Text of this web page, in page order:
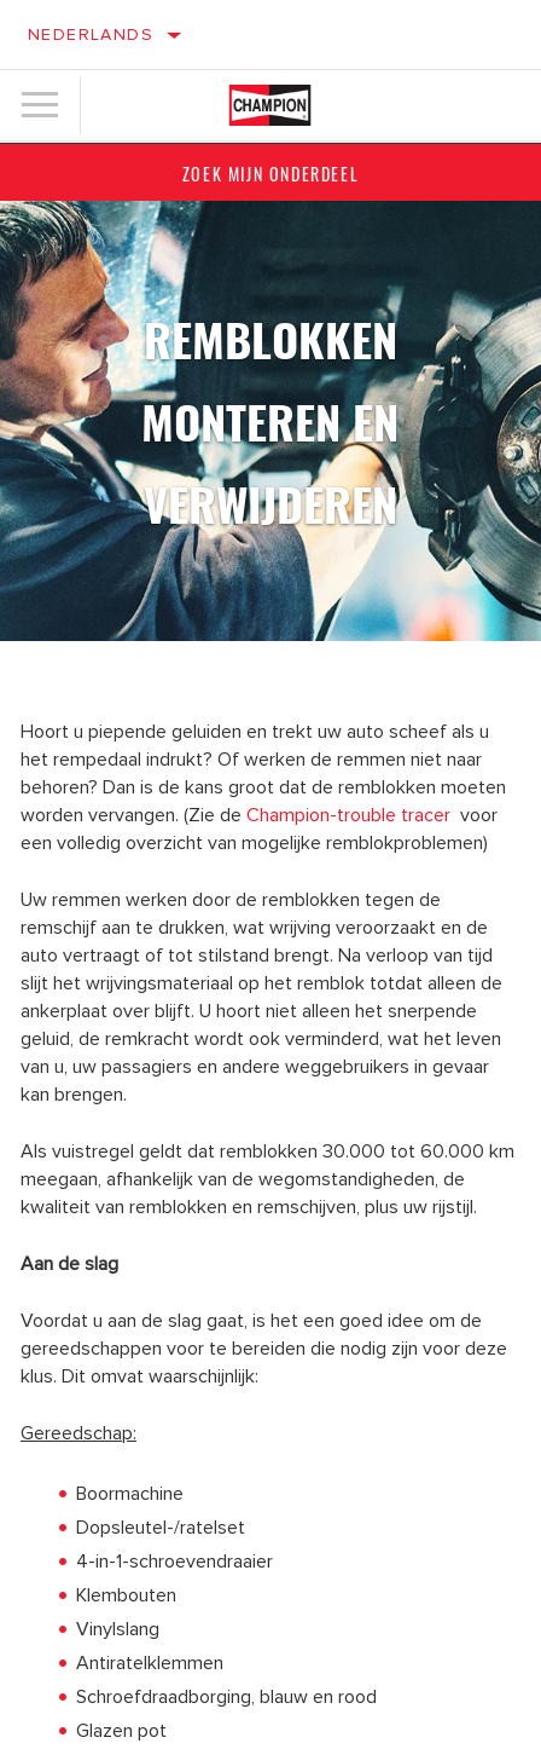
NEDERLANDS
ZOEK MIJN ONDERDEEL
REMBLOKKEN
MONTEREN EN
VERWIJDEREN
Hoort u piepende geluiden en trekt uw auto scheef als u
het rempedaal indrukt? Of werken de remmen niet naar
behoren? Dan is de kans groot dat de remblokken moeten
worden vervangen. (Zie de Champion-trouble tracer voor
een volledig overzicht van mogelijke remblokproblemen)
Uw remmen werken door de remblokken tegen de
remschijf aan te drukken, wat wrijving veroorzaakt en de
auto vertraagt of tot stilstand brengt. Na verloop van tijd
slijt het wrijvingsmateriaal op het remblok totdat alleen de
ankerplaat over blijft. U hoort niet alleen het snerpende
geluid, de remkracht wordt ook verminderd, wat het leven
van u, uw passagiers en andere weggebruikers in gevaar
kan brengen.
Als vuistregel geldt dat remblokken 30.000 tot 60.000 km
meegaan, afhankelijk van de wegomstandigheden, de
kwaliteit van remblokken en remschijven, plus uw rijstijl.
Aan de slag
Voordat u aan de slag gaat, is het een goed idee om de
gereedschappen voor te bereiden die nodig zijn voor deze
klus. Dit omvat waarschijnlijk:
Gereedschap:
Boormachine
Dopsleutel-/ratelset
4-in-1-schroevendraaier
Klembouten
Vinylslang
Antiratelklemmen
Schroefdraadborging, blauw en rood
Glazen pot